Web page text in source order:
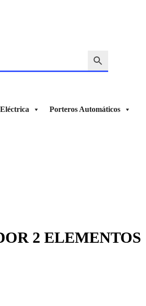
Porteros Automáticos
2 ELEMENTOS